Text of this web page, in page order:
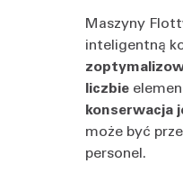
Maszyny
inteligentną
liczbie
konserwacja
może być
personel.